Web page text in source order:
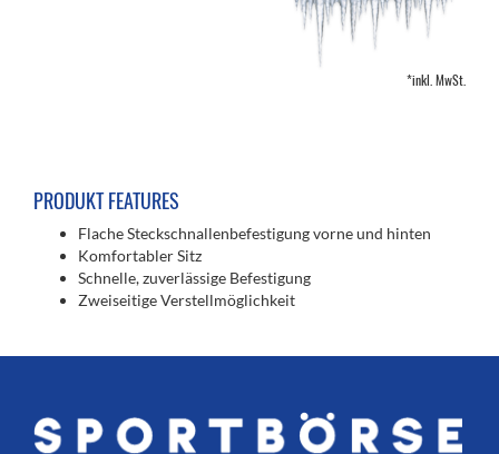
*inkl. MwSt.
PRODUKT FEATURES
Flache Steckschnallenbefestigung vorne und hinten
Komfortabler Sitz
Schnelle, zuverlässige Befestigung
Zweiseitige Verstellmöglichkeit